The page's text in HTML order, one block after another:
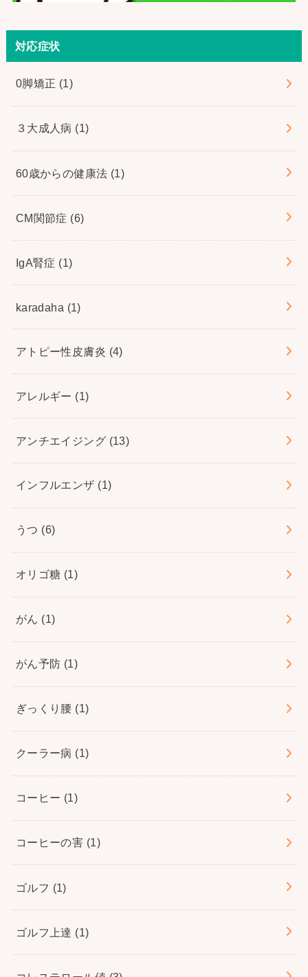
対応症状
0脚矯正 (1)
３大成人病 (1)
60歳からの健康法 (1)
CM関節症 (6)
IgA腎症 (1)
karadaha (1)
アトピー性皮膚炎 (4)
アレルギー (1)
アンチエイジング (13)
インフルエンザ (1)
うつ (6)
オリゴ糖 (1)
がん (1)
がん予防 (1)
ぎっくり腰 (1)
クーラー病 (1)
コーヒー (1)
コーヒーの害 (1)
ゴルフ (1)
ゴルフ上達 (1)